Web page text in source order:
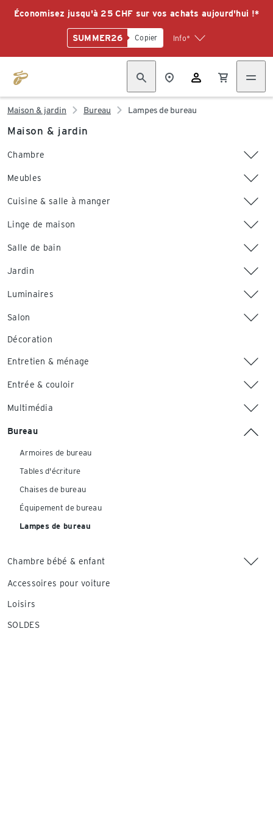
Économisez jusqu'à 25 CHF sur vos achats aujourd'hui !*
SUMMER26 Copier Info*
Maison & jardin Bureau Lampes de bureau
Maison & jardin
Chambre
Meubles
Cuisine & salle à manger
Linge de maison
Salle de bain
Jardin
Luminaires
Salon
Décoration
Entretien & ménage
Entrée & couloir
Multimédia
Bureau
Armoires de bureau
Tables d'écriture
Chaises de bureau
Équipement de bureau
Lampes de bureau
Chambre bébé & enfant
Accessoires pour voiture
Loisirs
SOLDES